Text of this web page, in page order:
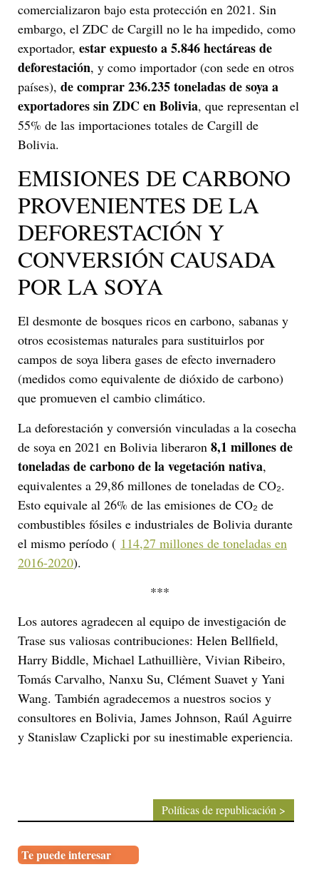
comercializaron bajo esta protección en 2021. Sin
embargo, el ZDC de Cargill no le ha impedido, como
exportador, estar expuesto a 5.846 hectáreas de
deforestación, y como importador (con sede en otros
países), de comprar 236.235 toneladas de soya a
exportadores sin ZDC en Bolivia, que representan el
55% de las importaciones totales de Cargill de
Bolivia.
EMISIONES DE CARBONO
PROVENIENTES DE LA
DEFORESTACIÓN Y
CONVERSIÓN CAUSADA
POR LA SOYA
El desmonte de bosques ricos en carbono, sabanas y
otros ecosistemas naturales para sustituirlos por
campos de soya libera gases de efecto invernadero
(medidos como equivalente de dióxido de carbono)
que promueven el cambio climático.
La deforestación y conversión vinculadas a la cosecha
de soya en 2021 en Bolivia liberaron 8,1 millones de
toneladas de carbono de la vegetación nativa,
equivalentes a 29,86 millones de toneladas de CO₂.
Esto equivale al 26% de las emisiones de CO₂ de
combustibles fósiles e industriales de Bolivia durante
el mismo período ( 114,27 millones de toneladas en
2016-2020).
***
Los autores agradecen al equipo de investigación de
Trase sus valiosas contribuciones: Helen Bellfield,
Harry Biddle, Michael Lathuillière, Vivian Ribeiro,
Tomás Carvalho, Nanxu Su, Clément Suavet y Yani
Wang. También agradecemos a nuestros socios y
consultores en Bolivia, James Johnson, Raúl Aguirre
y Stanislaw Czaplicki por su inestimable experiencia.
Políticas de republicación >
Te puede interesar